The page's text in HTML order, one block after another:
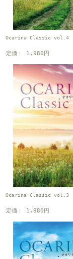
Ocarina Classic vol.4
定価： 1,980円
Ocarina Classic vol.3
定価： 1,980円